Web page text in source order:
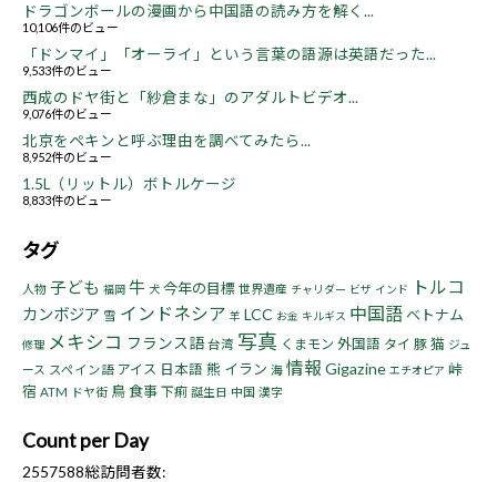
ドラゴンボールの漫画から中国語の読み方を解く...
10,106件のビュー
「ドンマイ」「オーライ」という言葉の語源は英語だった...
9,533件のビュー
西成のドヤ街と「紗倉まな」のアダルトビデオ...
9,076件のビュー
北京をペキンと呼ぶ理由を調べてみたら...
8,952件のビュー
1.5L（リットル）ボトルケージ
8,833件のビュー
タグ
人物 子ども 福岡 牛 犬 今年の目標 世界遺産 チャリダー ビザ インド トルコ
カンボジア 雪 インドネシア 羊 LCC お金 キルギス 中国語 ベトナム
修理 メキシコ フランス語 台湾 写真 くまモン 外国語 タイ 豚 猫 ジュ
ース スペイン語 アイス 日本語 熊 イラン 海 情報 Gigazine エチオピア 峠
宿 ATM ドヤ街 鳥食事 下痢 誕生日 中国 漢字
Count per Day
2557588総訪問者数: